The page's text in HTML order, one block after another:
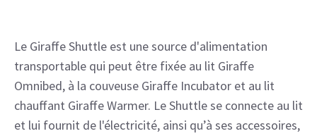
Le Giraffe Shuttle est une source d'alimentation
transportable qui peut être fixée au lit Giraffe
Omnibed, à la couveuse Giraffe Incubator et au lit
chauffant Giraffe Warmer. Le Shuttle se connecte au lit
et lui fournit de l'électricité, ainsi qu’à ses accessoires,